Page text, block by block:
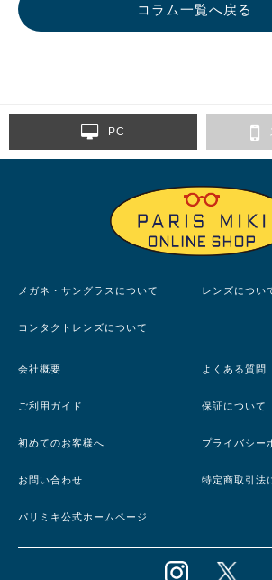
コラム一覧へ戻る
PC
メガネ・サングラスについて レンズについ
コンタクトレンズについて
会社概要 よくある質問
ご利用ガイド 保証について
初めてのお客様へ プライバシー
お問い合わせ 特定商取引法
パリミキ公式ホームページ